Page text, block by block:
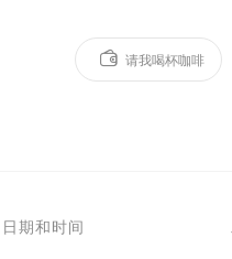
请我喝杯咖啡
期和时间